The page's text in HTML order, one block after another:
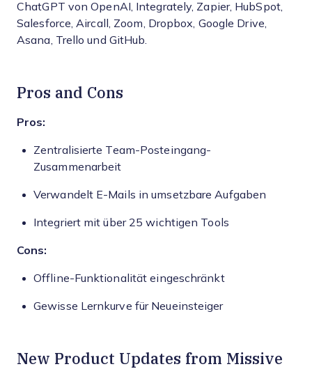
ChatGPT von OpenAI, Integrately, Zapier, HubSpot,
Salesforce, Aircall, Zoom, Dropbox, Google Drive,
Asana, Trello und GitHub.
Pros and Cons
Pros:
Zentralisierte Team-Posteingang-
Zusammenarbeit
Verwandelt E-Mails in umsetzbare Aufgaben
Integriert mit über 25 wichtigen Tools
Cons:
Offline-Funktionalität eingeschränkt
Gewisse Lernkurve für Neueinsteiger
New Product Updates from Missive